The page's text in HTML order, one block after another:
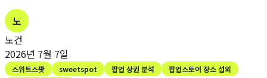
노
노건
2026년 7월 7일
스위트스팟 sweetspot 팝업 상권 분석
팝업스토어 장소 섭외